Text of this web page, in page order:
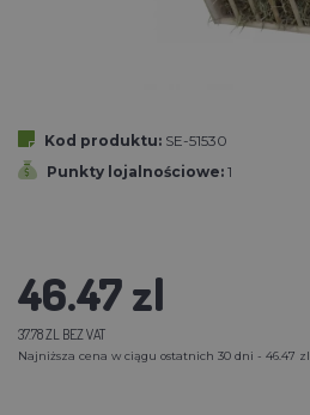
Kod produktu: SE-51530
Punkty lojalnościowe: 1
46.47 zl
37.78 ZL BEZ VAT
Najniższa cena w ciągu ostatnich 30 dni - 46.47 zl